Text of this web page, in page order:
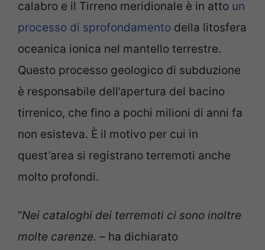
calabro e il Tirreno meridionale è in atto un
processo di sprofondamento della litosfera
oceanica ionica nel mantello terrestre.
Questo processo geologico di subduzione
è responsabile dell’apertura del bacino
tirrenico, che fino a pochi milioni di anni fa
non esisteva. È il motivo per cui in
quest’area si registrano terremoti anche
molto profondi.
“Nei cataloghi dei terremoti ci sono inoltre
molte carenze. – ha dichiarato